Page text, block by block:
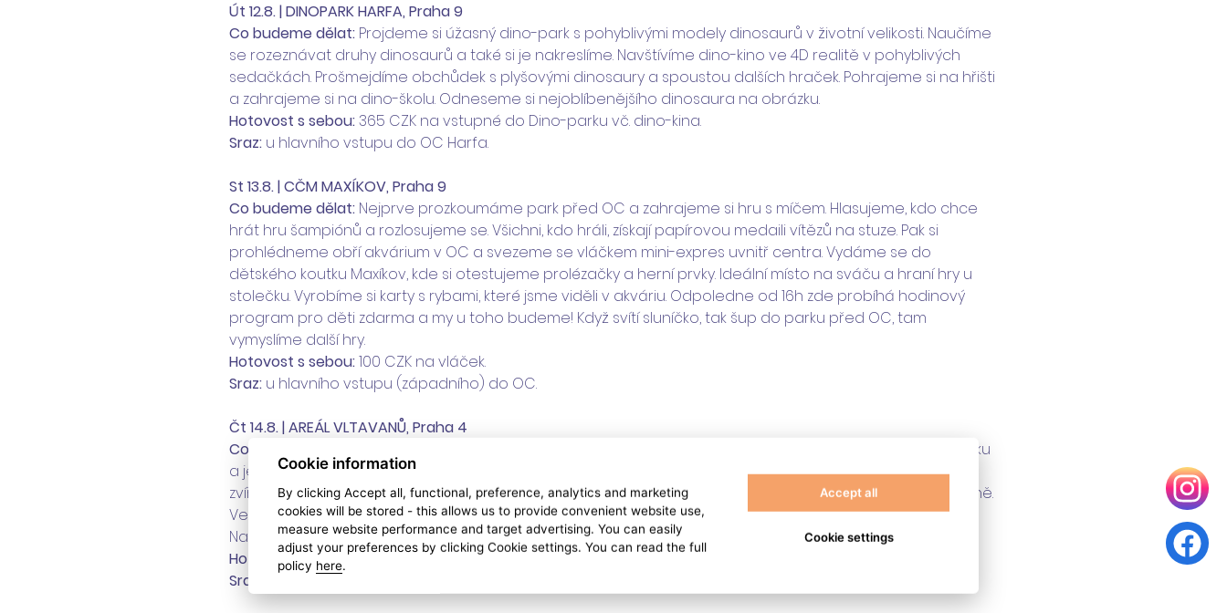
Út 12.8. | DINOPARK HARFA, Praha 9
Co budeme dělat: Projdeme si úžasný dino-park s pohyblivými modely dinosaurů v životní velikosti. Naučíme
se rozeznávat druhy dinosaurů a také si je nakreslíme. Navštívíme dino-kino ve 4D realitě v pohyblivých
sedačkách. Prošmejdíme obchůdek s plyšovými dinosaury a spoustou dalších hraček. Pohrajeme si na hřišti
a zahrajeme si na dino-školu. Odneseme si nejoblíbenějšího dinosaura na obrázku.
Hotovost s sebou: 365 CZK na vstupné do Dino-parku vč. dino-kina.
Sraz: u hlavního vstupu do OC Harfa.
St 13.8. | CČM MAXÍKOV, Praha 9
Co budeme dělat: Nejprve prozkoumáme park před OC a zahrajeme si hru s míčem. Hlasujeme, kdo chce
hrát hru šampiónů a rozlosujeme se. Všichni, kdo hráli, získají papírovou medaili vítězů na stuze. Pak si
prohlédneme obří akvárium v OC a svezeme se vláčkem mini-expres uvnitř centra. Vydáme se do
dětského koutku Maxíkov, kde si otestujeme prolézačky a herní prvky. Ideální místo na sváču a hraní hry u
stolečku. Vyrobíme si karty s rybami, které jsme viděli v akváriu. Odpoledne od 16h zde probíhá hodinový
program pro děti zdarma a my u toho budeme! Když svítí sluníčko, tak šup do parku před OC, tam
vymyslíme další hry.
Hotovost s sebou: 100 CZK na vláček.
Sraz: u hlavního vstupu (západního) do OC.
Čt 14.8. | AREÁL VLTAVANŮ, Praha 4
Co budeme dělat:
Prozkoumáme okolí - hriště a terasu na odpočinek v areálu Hamr Braník, Pirátskou zátoku
a její atrakce. Uspořádáme zvířátkovou olympiádu a získáme medaile za šikovnost. Budeme si kreslit
zvířátka na trička. Navštívíme lanový park a vyzkoušíme mrštnost na nízkých lanech a na nízké lezecké stěně.
Ve stínu altánku si vyprávíme příběhy zvířátek, která jsme kreslili. Navštívíme hernu v kavárně Tam a zpět.
Nakoukneme do herny klubu Vodníček. Zahrajeme si mini-golf v Pirátské zátoce.
Hotovost s sebou: 210 CZK na mini-golf v Pirátské zátoce.
Sraz:
u hlavního vstupu do areálu Vltavanů 229.
Cookie information
By clicking Accept all, functional, preference, analytics and marketing
cookies will be stored - this allows us to provide convenient website use,
measure website performance and target advertising. You can easily
adjust your preferences by clicking Cookie settings. You can read the full
policy here.
Accept all
Cookie settings